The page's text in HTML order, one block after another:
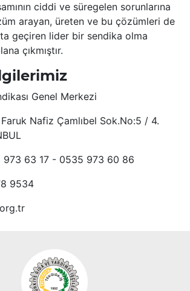
ciddi ve süregelen sorunlarına
arayan, üreten ve bu çözümleri de
geçiren lider bir sendika olma
çıkmıştır.
Genel Merkezi
Nafiz Çamlıbel Sok.No:5 / 4.
973 63 17 - 0535 973 60 86
9534